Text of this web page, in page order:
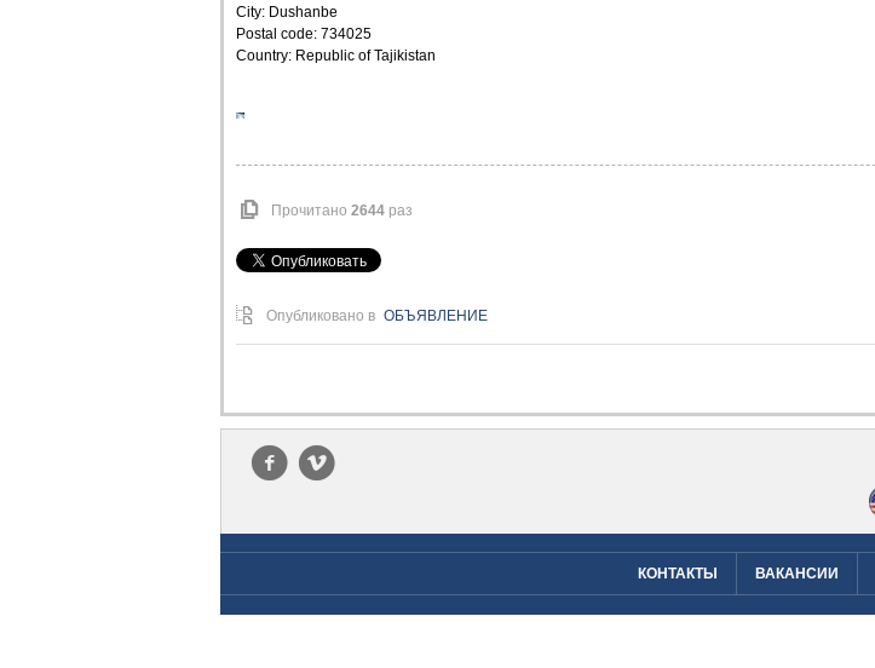
City: Dushanbe
Postal code: 734025
Country: Republic of Tajikistan
Прочитано 2644 раз
Опубликовано в ОБЪЯВЛЕНИЕ
f v
КОНТАКТЫ ВАКАНСИИ